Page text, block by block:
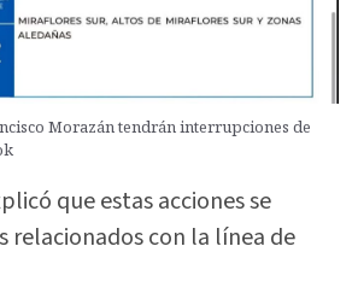
Morazán tendrán interrupciones de
que estas acciones se
relacionados con la línea de